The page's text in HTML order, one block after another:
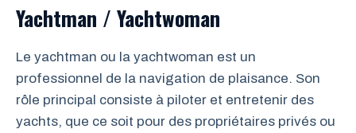
Yachtman / Yachtwoman
Le yachtman ou la yachtwoman est un
professionnel de la navigation de plaisance. Son
rôle principal consiste à piloter et entretenir des
yachts, que ce soit pour des propriétaires privés ou